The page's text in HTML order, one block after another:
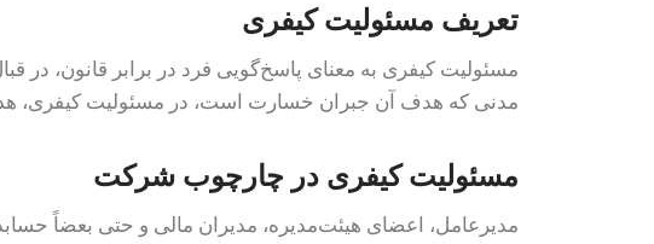
تعریف مسئولیت کیفری
مسئولیت کیفری به معنای پاسخ‌گویی فرد در برابر قانون،
مدنی که هدف آن جبران خسارت است، در مسئولیت کیفری،
مسئولیت کیفری در چارچوب شرکت
مدیرعامل، اعضای هیئت‌مدیره، مدیران مالی و حتی بعضاً